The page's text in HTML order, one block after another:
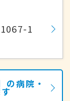
1
の病院・